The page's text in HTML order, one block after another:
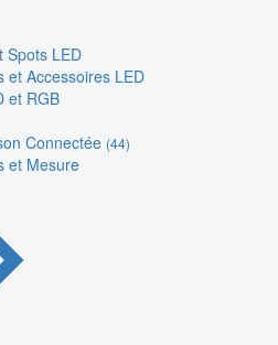
Spots LED
et Accessoires LED
et RGB
Connectée (44)
et Mesure